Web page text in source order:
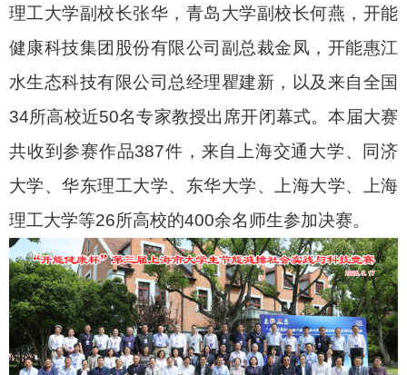
理工大学副校长张华，青岛大学副校长何燕，开能
健康科技集团股份有限公司副总裁金凤，开能惠江
水生态科技有限公司总经理瞿建新，以及来自全国
34所高校近50名专家教授出席开闭幕式。本届大赛
共收到参赛作品387件，来自上海交通大学、同济
大学、华东理工大学、东华大学、上海大学、上海
理工大学等26所高校的400余名师生参加决赛。